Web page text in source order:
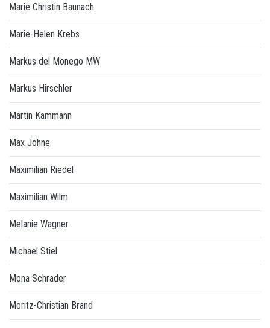
Marie Christin Baunach
Marie-Helen Krebs
Markus del Monego MW
Markus Hirschler
Martin Kammann
Max Johne
Maximilian Riedel
Maximilian Wilm
Melanie Wagner
Michael Stiel
Mona Schrader
Moritz-Christian Brand